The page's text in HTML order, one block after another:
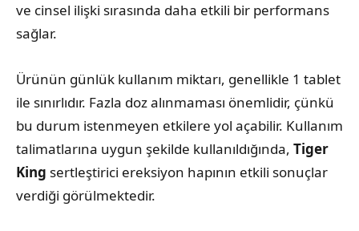
ve cinsel ilişki sırasında daha etkili bir performans
sağlar.
Ürünün günlük kullanım miktarı, genellikle 1 tablet
ile sınırlıdır. Fazla doz alınmaması önemlidir, çünkü
bu durum istenmeyen etkilere yol açabilir. Kullanım
talimatlarına uygun şekilde kullanıldığında, Tiger
King sertleştirici ereksiyon hapının etkili sonuçlar
verdiği görülmektedir.